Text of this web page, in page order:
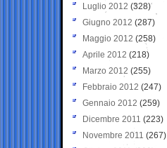
Luglio 2012 (328)
Giugno 2012 (287)
Maggio 2012 (258)
Aprile 2012 (218)
Marzo 2012 (255)
Febbraio 2012 (247)
Gennaio 2012 (259)
Dicembre 2011 (223)
Novembre 2011 (267)